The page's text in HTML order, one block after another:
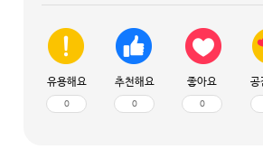
유용해요
0
추천해요
0
좋아요
0
공